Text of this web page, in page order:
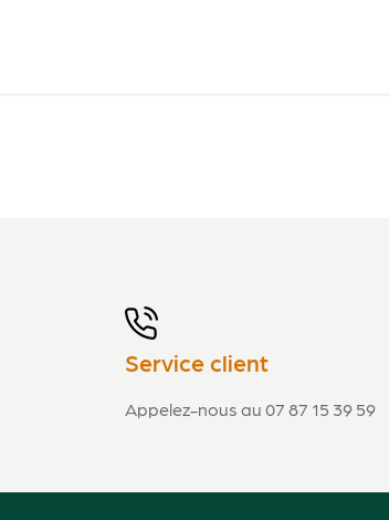
Service client
Appelez-nous au 07 87 15 39 59